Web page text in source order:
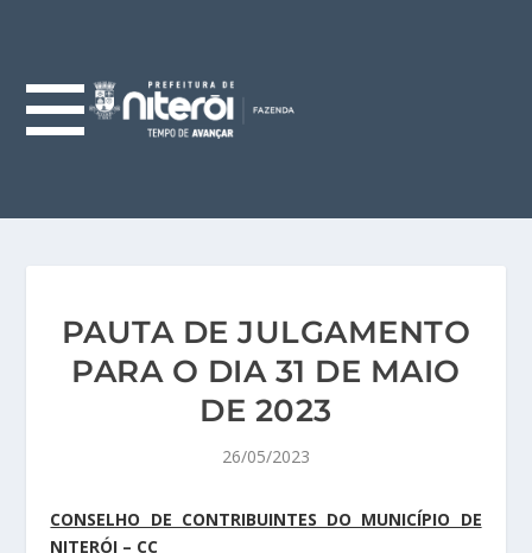
PAUTA DE JULGAMENTO
PARA O DIA 31 DE MAIO
DE 2023
26/05/2023
CONSELHO DE CONTRIBUINTES DO MUNICÍPIO DE
NITERÓI – CC